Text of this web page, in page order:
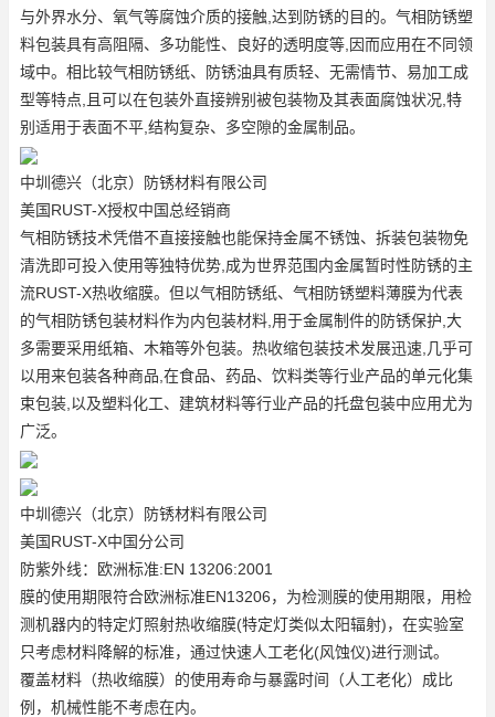
与外界水分、氧气等腐蚀介质的接触,达到防锈的目的。气相防锈塑
料包装具有高阻隔、多功能性、良好的透明度等,因而应用在不同领
域中。相比较气相防锈纸、防锈油具有质轻、无需情节、易加工成
型等特点,且可以在包装外直接辨别被包装物及其表面腐蚀状况,特
别适用于表面不平,结构复杂、多空隙的金属制品。
中圳德兴（北京）防锈材料有限公司
美国RUST-X授权中国总经销商
气相防锈技术凭借不直接接触也能保持金属不锈蚀、拆装包装物免
清洗即可投入使用等独特优势,成为世界范围内金属暂时性防锈的主
流RUST-X热收缩膜。但以气相防锈纸、气相防锈塑料薄膜为代表
的气相防锈包装材料作为内包装材料,用于金属制件的防锈保护,大
多需要采用纸箱、木箱等外包装。热收缩包装技术发展迅速,几乎可
以用来包装各种商品,在食品、药品、饮料类等行业产品的单元化集
束包装,以及塑料化工、建筑材料等行业产品的托盘包装中应用尤为
广泛。
中圳德兴（北京）防锈材料有限公司
美国RUST-X中国分公司
防紫外线：欧洲标准:EN 13206:2001
膜的使用期限符合欧洲标准EN13206，为检测膜的使用期限，用检
测机器内的特定灯照射热收缩膜(特定灯类似太阳辐射)，在实验室
只考虑材料降解的标准，通过快速人工老化(风蚀仪)进行测试。
覆盖材料（热收缩膜）的使用寿命与暴露时间（人工老化）成比
例，机械性能不考虑在内。